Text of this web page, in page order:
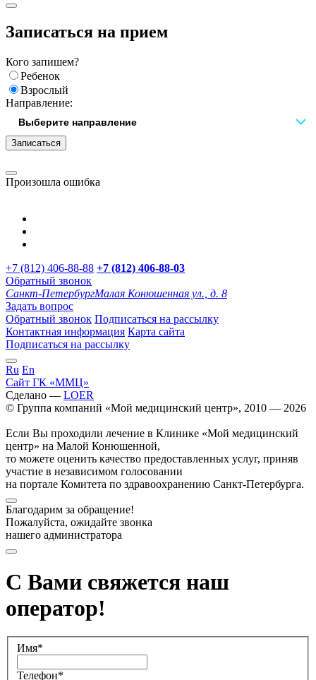
Записаться на прием
Кого запишем?
Ребенок
Взрослый
Направление:
Записаться
Произошла ошибка
+7 (812) 406-88-88 +7 (812) 406-88-03
Обратный звонок
Санкт-ПетербургМалая Конюшенная ул., д. 8
Задать вопрос
Обратный звонок Подписаться на рассылку
Контактная информация Карта сайта
Подписаться на рассылку
Ru En
Сайт ГК «ММЦ»
Сделано — LOER
© Группа компаний «Мой медицинский центр», 2010 — 2026
Если Вы проходили лечение в Клинике «Мой медицинский
центр» на Малой Конюшенной,
то можете оценить качество предоставленных услуг, приняв
участие в независимом голосовании
на портале Комитета по здравоохранению Санкт-Петербурга.
Благодарим за обращение!
Пожалуйста, ожидайте звонка
нашего администратора
С Вами свяжется наш
оператор!
Имя*
Телефон*